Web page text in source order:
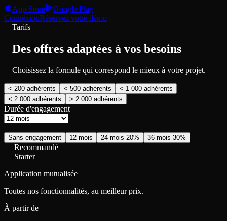
App Store
Google Play
ConnexionRéservez votre démo
Tarifs
Des offres adaptées à vos besoins
Choisissez la formule qui correspond le mieux à votre projet.
< 200 adhérents < 500 adhérents
< 1 000 adhérents
< 2 000 adhérents
> 2 000 adhérents
Durée d'engagement
Sans engagement 12 mois 24 mois-20% 36 mois-30%
Recommandé
Starter
Application mutualisée
Toutes nos fonctionnalités, au meilleur prix.
À partir de